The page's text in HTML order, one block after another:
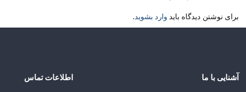
برای نوشتن دیدگاه باید وارد بشوید.
آشنایی با ما اطلاعات تماس